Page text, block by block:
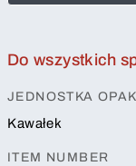
Do wszystkich
JEDNOSTKA
Kawałek
ITEM NUMBER